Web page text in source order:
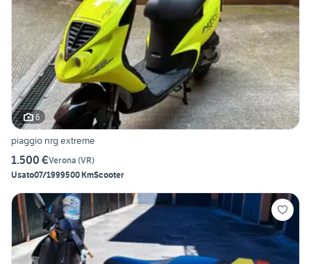
6
piaggio nrg extreme
1.500 €Verona (VR)
Usato07/1999500 KmScooter